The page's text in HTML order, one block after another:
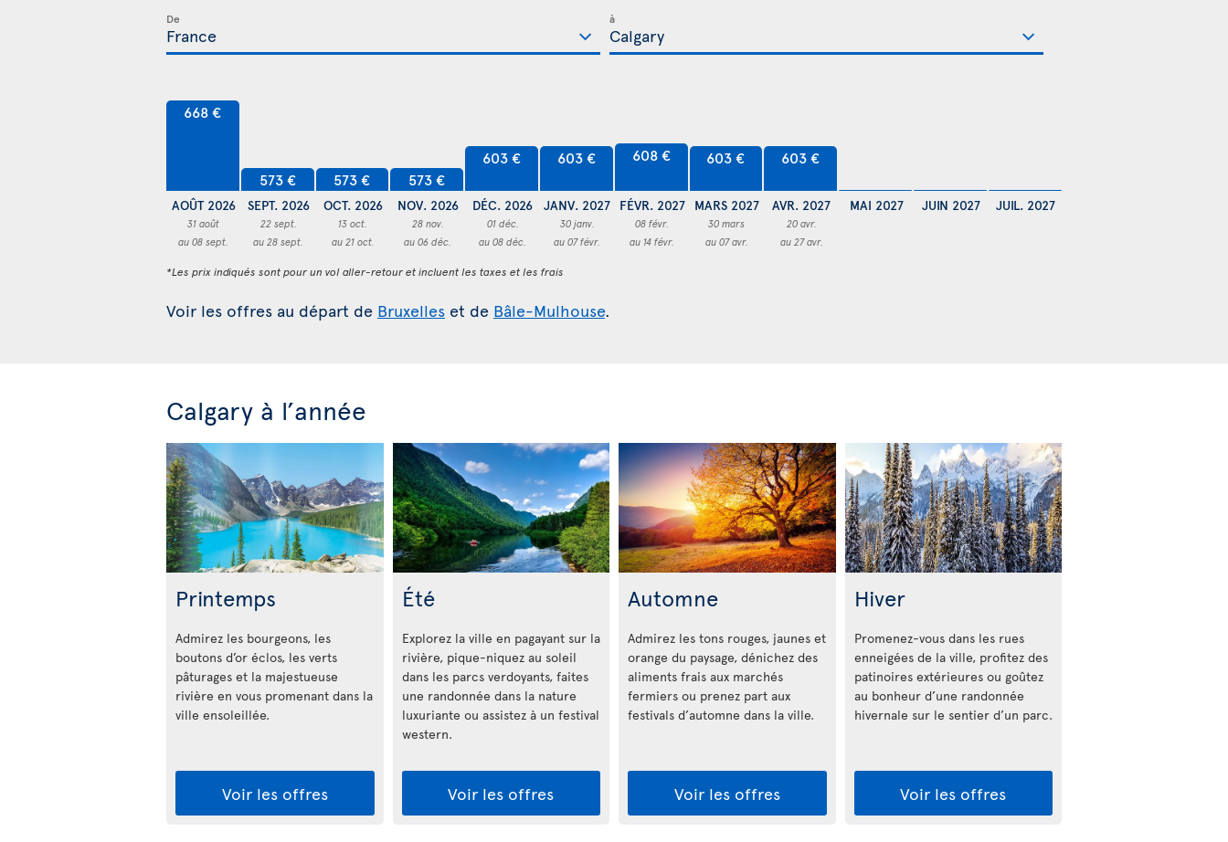
De à
668 €
AOÛT 2026
31 août
au 08 sept.
573 €
SEPT. 2026
22 sept.
au 28 sept.
573 €
OCT. 2026
13 oct.
au 21 oct.
573 €
NOV. 2026
28 nov.
au 06 déc.
603 €
DÉC. 2026
01 déc.
au 08 déc.
603 €
JANV. 2027
30 janv.
au 07 févr.
608 €
FÉVR. 2027
08 févr.
au 14 févr.
603 €
MARS 2027
30 mars
au 07 avr.
603 €
AVR. 2027
20 avr.
au 27 avr.
MAI 2027 JUIN 2027 JUIL. 2027
*Les prix indiqués sont pour un vol aller-retour et incluent les taxes et les frais
Voir les offres au départ de Bruxelles et de Bâle-Mulhouse.
Calgary à l’année
Printemps
Admirez les bourgeons, les
boutons d’or éclos, les verts
pâturages et la majestueuse
rivière en vous promenant dans la
ville ensoleillée.
Voir les offres
Été
Explorez la ville en pagayant sur la
rivière, pique-niquez au soleil
dans les parcs verdoyants, faites
une randonnée dans la nature
luxuriante ou assistez à un festival
western.
Voir les offres
Automne
Admirez les tons rouges, jaunes et
orange du paysage, dénichez des
aliments frais aux marchés
fermiers ou prenez part aux
festivals d’automne dans la ville.
Voir les offres
Hiver
Promenez-vous dans les rues
enneigées de la ville, profitez des
patinoires extérieures ou goûtez
au bonheur d’une randonnée
hivernale sur le sentier d’un parc.
Voir les offres